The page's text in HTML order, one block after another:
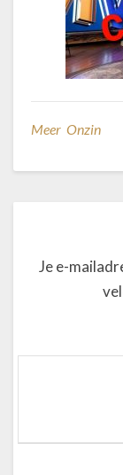
Meer Onzin
Je e-